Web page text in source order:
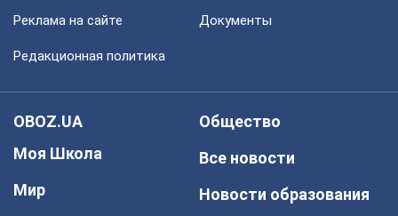
Реклама на сайте Документы
Редакционная политика
OBOZ.UA
Моя Школа
Мир
Общество
Все новости
Новости образования